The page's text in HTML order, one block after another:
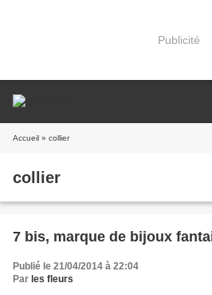
Publicité
Accueil » collier
collier
7 bis, marque de bijoux
Publié le 21/04/2014 à 22:04
Par les fleurs